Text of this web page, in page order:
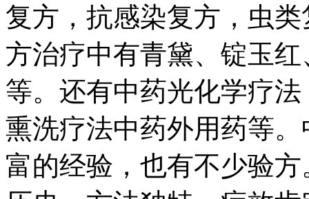
复方，抗感染复方，虫
方治疗中有青黛、锭玉
等。还有中药光化学疗
熏洗疗法中药外用药等
富的经验，也有不少验